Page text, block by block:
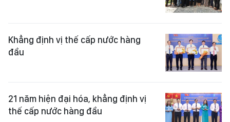
Khẳng định vị thế cấp nước hàng
đầu
21 năm hiện đại hóa, khẳng định vị
thế cấp nước hàng đầu